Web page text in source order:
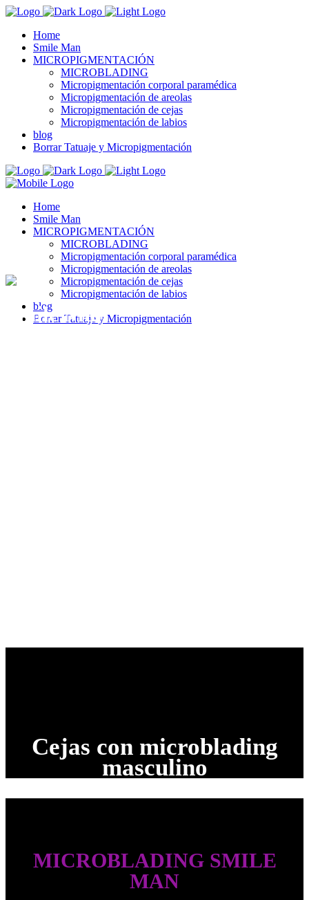
Home
Smile Man
MICROPIGMENTACIÓN
MICROBLADING
Micropigmentación corporal paramédica
Micropigmentación de areolas
Micropigmentación de cejas
Micropigmentación de labios
blog
Borrar Tatuaje y Micropigmentación
Home
Smile Man
MICROPIGMENTACIÓN
MICROBLADING
Micropigmentación corporal paramédica
Micropigmentación de areolas
Micropigmentación de cejas
Micropigmentación de labios
blog
Borrar Tatuaje y Micropigmentación
Smile Man
Cejas con microblading
masculino
MICROBLADING SMILE
MAN